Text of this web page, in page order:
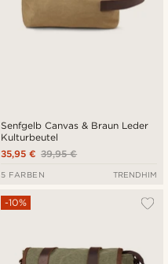
Senfgelb Canvas & Braun Leder
Kulturbeutel
39,95 €
35,95 €
5 FARBEN TRENDHIM
-10%